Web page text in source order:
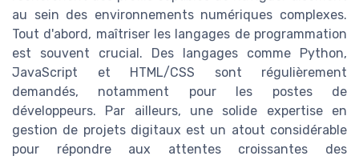
au sein des environnements numériques complexes.
Tout d'abord, maîtriser les langages de programmation
est souvent crucial. Des langages comme Python,
JavaScript et HTML/CSS sont régulièrement
demandés, notamment pour les postes de
développeurs. Par ailleurs, une solide expertise en
gestion de projets digitaux est un atout considérable
pour répondre aux attentes croissantes des